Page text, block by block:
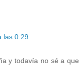
las 0:29
y todavía no sé a que